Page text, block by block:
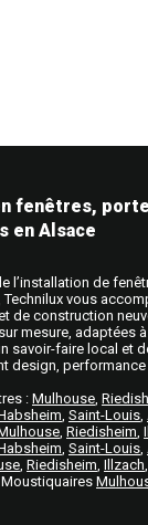
fenêtres,
en Alsace
l’installation de
vous
de construction
mesure, adaptées
savoir-faire local et
design,
:Mulhouse,
,Saint-Louis,
,Riedisheim,
,Saint-Louis,
,Riedisheim,Illzach
Moustiquaires